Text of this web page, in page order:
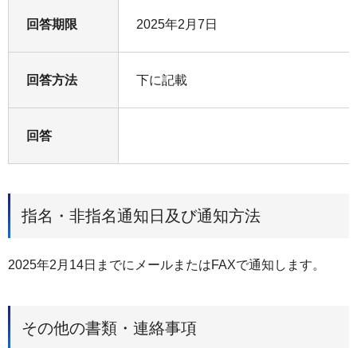
回答期限 2025年2月7日
回答方法 下に記載
回答
指名・非指名通知日及び通知方法
2025年2月14日までにメールまたはFAXで通知します。
その他の書類・連絡事項